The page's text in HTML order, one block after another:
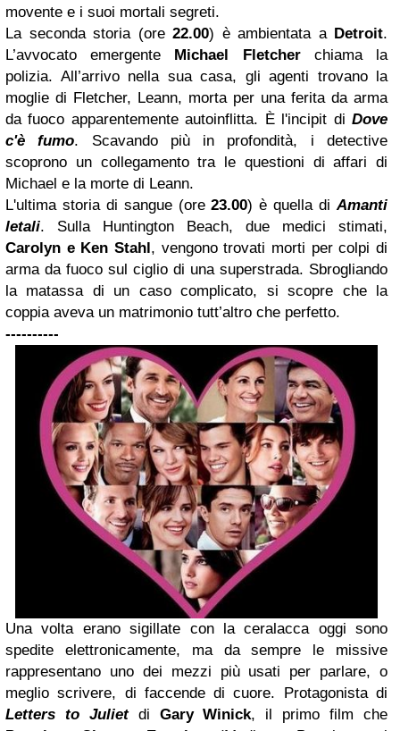
movente e i suoi mortali segreti.
La seconda storia (ore 22.00) è ambientata a Detroit.
L’avvocato emergente Michael Fletcherchiama la
polizia. All’arrivo nella sua casa, gli agenti trovano la
moglie di Fletcher, Leann, morta per una ferita da arma
da fuoco apparentemente autoinflitta. È l'incipit di Dove
c'è fumo. Scavando più in profondità, i detective
scoprono un collegamento tra le questioni di affari di
Michael e la morte di Leann.
L'ultima storia di sangue (ore23.00) è quella diAmanti
letali. Sulla Huntington Beach, due medici stimati,
Carolyn e Ken Stahl, vengono trovati morti per colpi di
arma da fuoco sul ciglio di una superstrada. Sbrogliando
la matassa di un caso complicato, si scopre che la
coppia aveva un matrimonio tutt’altro che perfetto.
----------
Una volta erano sigillate con la ceralacca oggi sono
spedite elettronicamente, ma da sempre le missive
rappresentano uno dei mezzi più usati per parlare, o
meglio scrivere, di faccende di cuore. Protagonista di
Letters to Julietdi Gary Winick, il primo film che